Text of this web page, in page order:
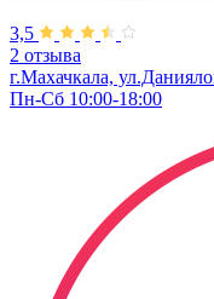
3,5
2 отзыва
г.Махачкала,
Пн-Сб 10:00-18:00